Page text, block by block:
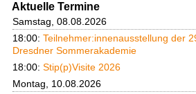
Aktuelle Termine
Samstag, 08.08.2026
18:00: Teilnehmer:innenausstellung der
Dresdner Sommerakademie
18:00: Stip(p)Visite 2026
Montag, 10.08.2026